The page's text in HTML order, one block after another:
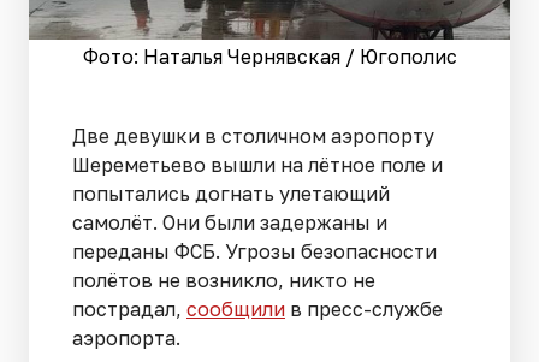
Фото: Наталья Чернявская / Югополис
Две девушки в столичном аэропорту
Шереметьево вышли на лётное поле и
попытались догнать улетающий
самолёт. Они были задержаны и
переданы ФСБ. Угрозы безопасности
полётов не возникло, никто не
пострадал, сообщили в пресс-службе
аэропорта.